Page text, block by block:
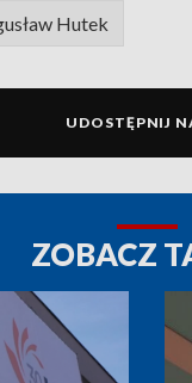
Hutek
UDOSTĘPNIJ
ZOBACZ